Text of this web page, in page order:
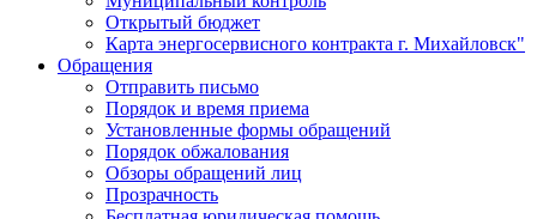
Открытый бюджет
Карта энергосервисного контракта г. Михайловск"
Обращения
Отправить письмо
Порядок и время приема
Установленные формы обращений
Порядок обжалования
Обзоры обращений лиц
Прозрачность